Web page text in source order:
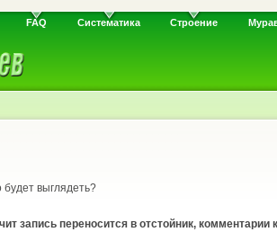
FAQ Систематика Строение
будет выглядеть?
запись переносится в отстойник, комментарии